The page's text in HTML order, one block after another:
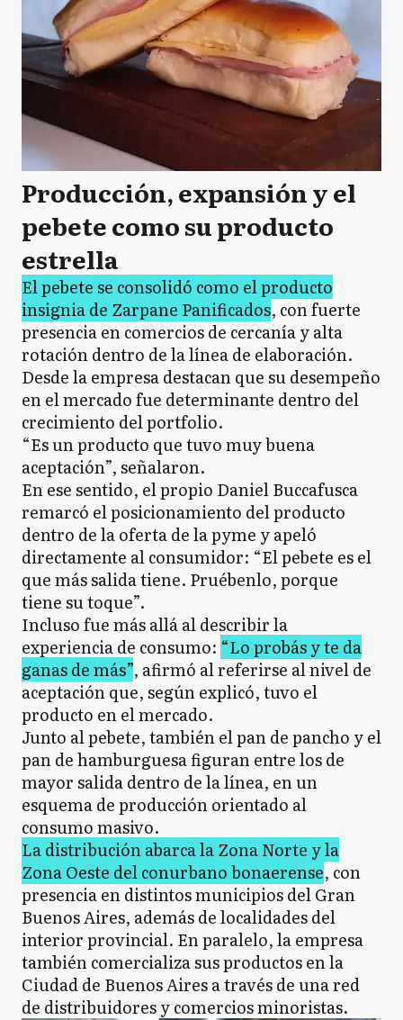
Producción, expansión y el
pebete como su producto
estrella
El pebete se consolidó como el producto
insignia de Zarpane Panificados, con fuerte
presencia en comercios de cercanía y alta
rotación dentro de la línea de elaboración.
Desde la empresa destacan que su desempeño
en el mercado fue determinante dentro del
crecimiento del portfolio.
“Es un producto que tuvo muy buena
aceptación”, señalaron.
En ese sentido, el propio Daniel Buccafusca
remarcó el posicionamiento del producto
dentro de la oferta de la pyme y apeló
directamente al consumidor: “El pebete es el
que más salida tiene. Pruébenlo, porque
tiene su toque”.
Incluso fue más allá al describir la
experiencia de consumo: “Lo probás y te da
ganas de más”, afirmó al referirse al nivel de
aceptación que, según explicó, tuvo el
producto en el mercado.
Junto al pebete, también el pan de pancho y el
pan de hamburguesa figuran entre los de
mayor salida dentro de la línea, en un
esquema de producción orientado al
consumo masivo.
La distribución abarca la Zona Norte y la
Zona Oeste del conurbano bonaerense, con
presencia en distintos municipios del Gran
Buenos Aires, además de localidades del
interior provincial. En paralelo, la empresa
también comercializa sus productos en la
Ciudad de Buenos Aires a través de una red
de distribuidores y comercios minoristas.